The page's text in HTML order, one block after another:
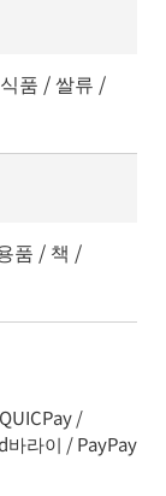
품 / 쌀류 /
품 / 책 /
/
바라이 / PayPay